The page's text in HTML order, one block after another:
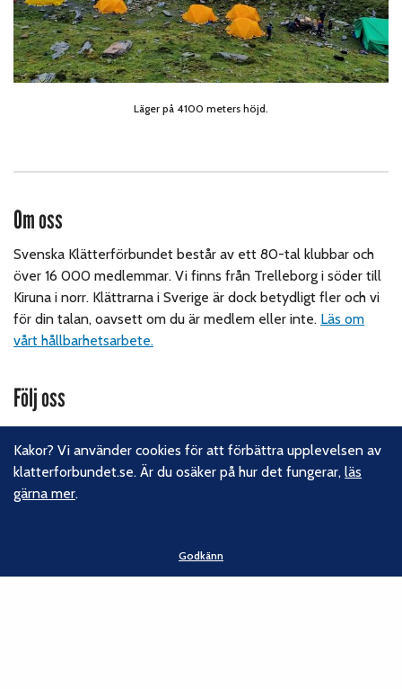
Läger på 4100 meters höjd.
Om oss
Svenska Klätterförbundet består av ett 80-tal klubbar och
över 16 000 medlemmar. Vi finns från Trelleborg i söder till
Kiruna i norr. Klättrarna i Sverige är dock betydligt fler och vi
för din talan, oavsett om du är medlem eller inte. Läs om
vårt hållbarhetsarbete.
Följ oss
Facebook
Instagram
Linkedin
Nyhetsbrev
Kakor? Vi använder cookies för att förbättra upplevelsen av
klatterforbundet.se. Är du osäker på hur det fungerar,läs
gärna mer.
Godkänn